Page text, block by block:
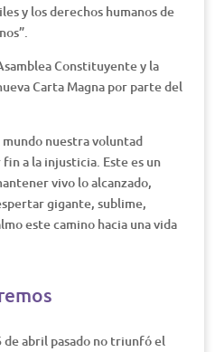
y los derechos humanos de
Constituyente y la
Carta Magna por parte del
nuestra voluntad
a la injusticia. Este es un
vivo lo alcanzado,
gigante, sublime,
este camino hacia una vida
abril pasado no triunfó el